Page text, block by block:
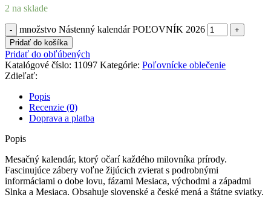
2 na sklade
množstvo Nástenný kalendár POĽOVNÍK 2026
Pridať do košíka
Pridať do obľúbených
Katalógové číslo: 11097 Kategórie: Poľovnícke oblečenie
Zdieľať:
Popis
Recenzie (0)
Doprava a platba
Popis
Mesačný kalendár, ktorý očarí každého milovníka prírody.
Fascinujúce zábery voľne žijúcich zvierat s podrobnými
informáciami o dobe lovu, fázami Mesiaca, východmi a západmi
Slnka a Mesiaca. Obsahuje slovenské a české mená a štátne sviatky.